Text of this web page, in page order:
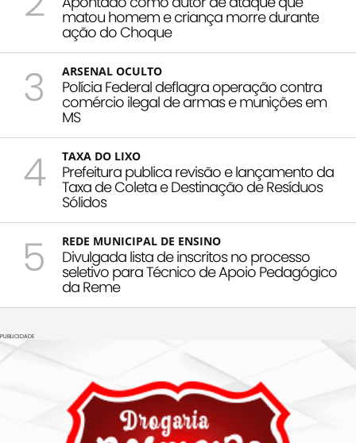
matou homem e criança morre durante
ação do Choque
3 ARSENAL OCULTO
Polícia Federal deflagra operação contra
comércio ilegal de armas e munições em
MS
4 TAXA DO LIXO
Prefeitura publica revisão e lançamento da
Taxa de Coleta e Destinação de Resíduos
Sólidos
5 REDE MUNICIPAL DE ENSINO
Divulgada lista de inscritos no processo
seletivo para Técnico de Apoio Pedagógico
da Reme
PUBLICIDADE